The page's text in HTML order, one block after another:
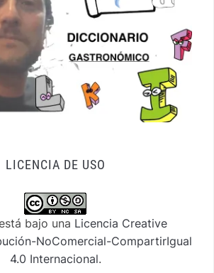
LICENCIA DE USO
bajo una Licencia Creative
NoComercial-CompartirIgual
4.0 Internacional.